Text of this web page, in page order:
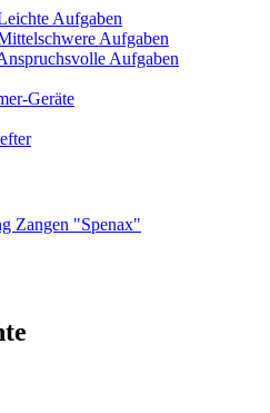
Aufgaben
Aufgaben
Aufgaben
Geräte
Zangen "Spenax"